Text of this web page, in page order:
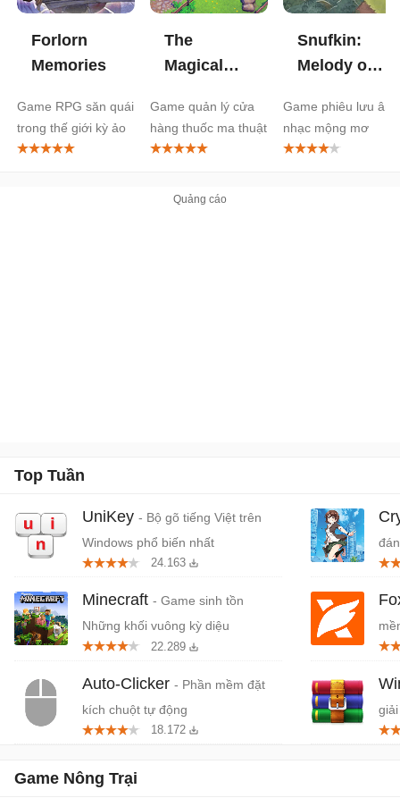
Forlorn
Memories
Game RPG săn quái
trong thế giới kỳ ảo
The
Magical
Game quản lý cửa
hàng thuốc ma thuật
Snufkin:
Melody of
Game phiêu lưu âm
nhạc mộng mơ
Top Tuần
UniKey - Bộ gõ tiếng Việt trên
Windows phổ biến nhất
24.163
Minecraft - Game sinh tồn
Những khối vuông kỳ diệu
22.289
Auto-Clicker - Phần mềm đặt
kích chuột tự động
18.172
Game Nông Trại